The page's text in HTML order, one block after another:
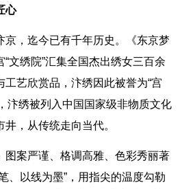
心
京，迄今已有千年历史。《东京梦
文绣院”汇集全国杰出绣女三百余
工艺欣赏品，汴绣因此被誉为“宫
汴绣被列入中国国家级非物质文化
，从传统走向当代。
图案严谨、格调高雅、色彩秀丽著
、以线为墨”，用指尖的温度勾勒